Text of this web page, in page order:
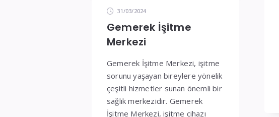
31/03/2024
Gemerek İşitme
Merkezi
Gemerek İşitme Merkezi, işitme
sorunu yaşayan bireylere yönelik
çeşitli hizmetler sunan önemli bir
sağlık merkezidir. Gemerek
İşitme Merkezi, işitme cihazı